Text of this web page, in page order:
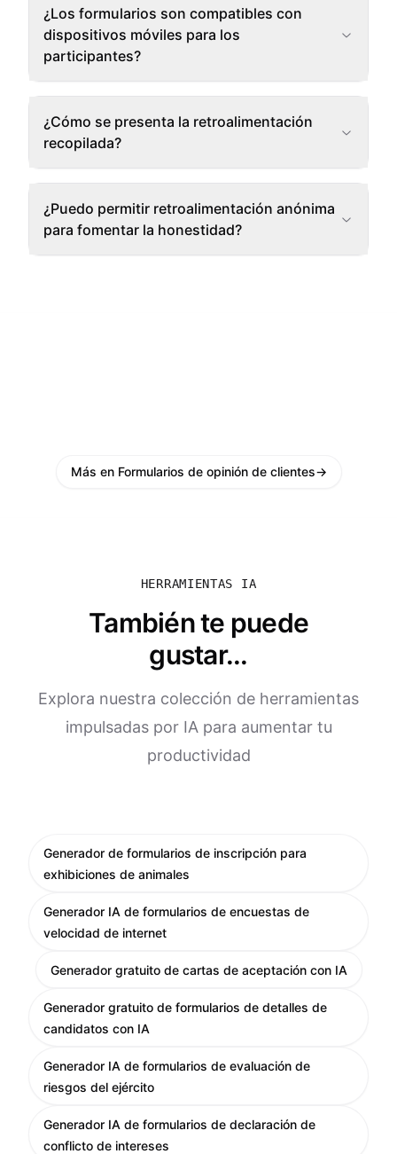
¿Los formularios son compatibles con
dispositivos móviles para los
participantes?
¿Cómo se presenta la retroalimentación
recopilada?
¿Puedo permitir retroalimentación anónima
para fomentar la honestidad?
Más en Formularios de opinión de clientes→
HERRAMIENTAS IA
También te puede
gustar...
Explora nuestra colección de herramientas
impulsadas por IA para aumentar tu
productividad
Generador de formularios de inscripción para
exhibiciones de animales
Generador IA de formularios de encuestas de
velocidad de internet
Generador gratuito de cartas de aceptación con IA
Generador gratuito de formularios de detalles de
candidatos con IA
Generador IA de formularios de evaluación de
riesgos del ejército
Generador IA de formularios de declaración de
conflicto de intereses